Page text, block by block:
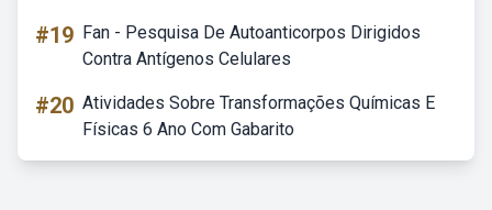
#19 Fan - Pesquisa De Autoanticorpos Dirigidos
Contra Antígenos Celulares
#20 Atividades Sobre Transformações Químicas E
Físicas 6 Ano Com Gabarito